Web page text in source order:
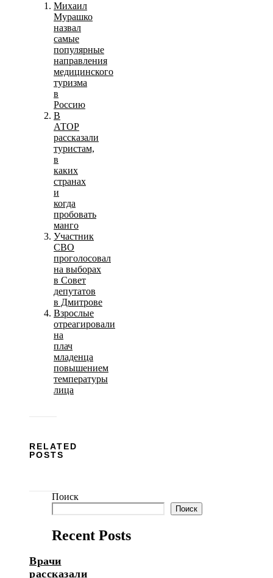
Михаил
Мурашко
назвал
самые
популярные
направления
медицинского
туризма
в
Россию
В
АТОР
рассказали
туристам,
в
каких
странах
и
когда
пробовать
манго
Участник
СВО
проголосовал
на выборах
в Совет
депутатов
в Дмитрове
Взрослые
отреагировали
на
плач
младенца
повышением
температуры
лица
RELATED
POSTS
Врачи
рассказали
Поиск
Поиск
Recent Posts